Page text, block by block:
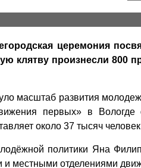
церемония
клятву произнесли 800
масштаб развития
первых» в Вологде
около 37 тысяч
политики Яна
и местными отделениями